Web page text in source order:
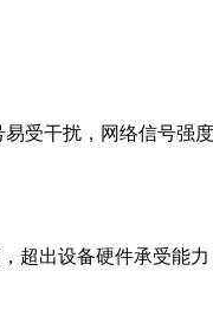
受干扰，网络信号强
超出设备硬件承受能